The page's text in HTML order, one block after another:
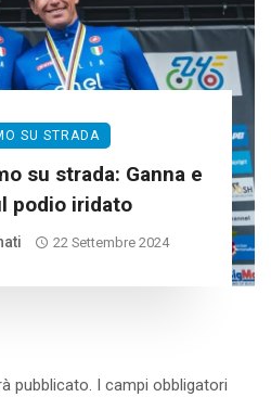
SU STRADA
su strada: Ganna e
podio iridato
22 Settembre 2024
pubblicato. I campi obbligatori